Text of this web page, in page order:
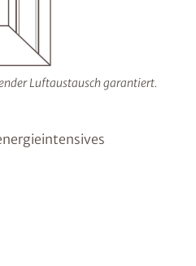
Luftaustausch garantiert.